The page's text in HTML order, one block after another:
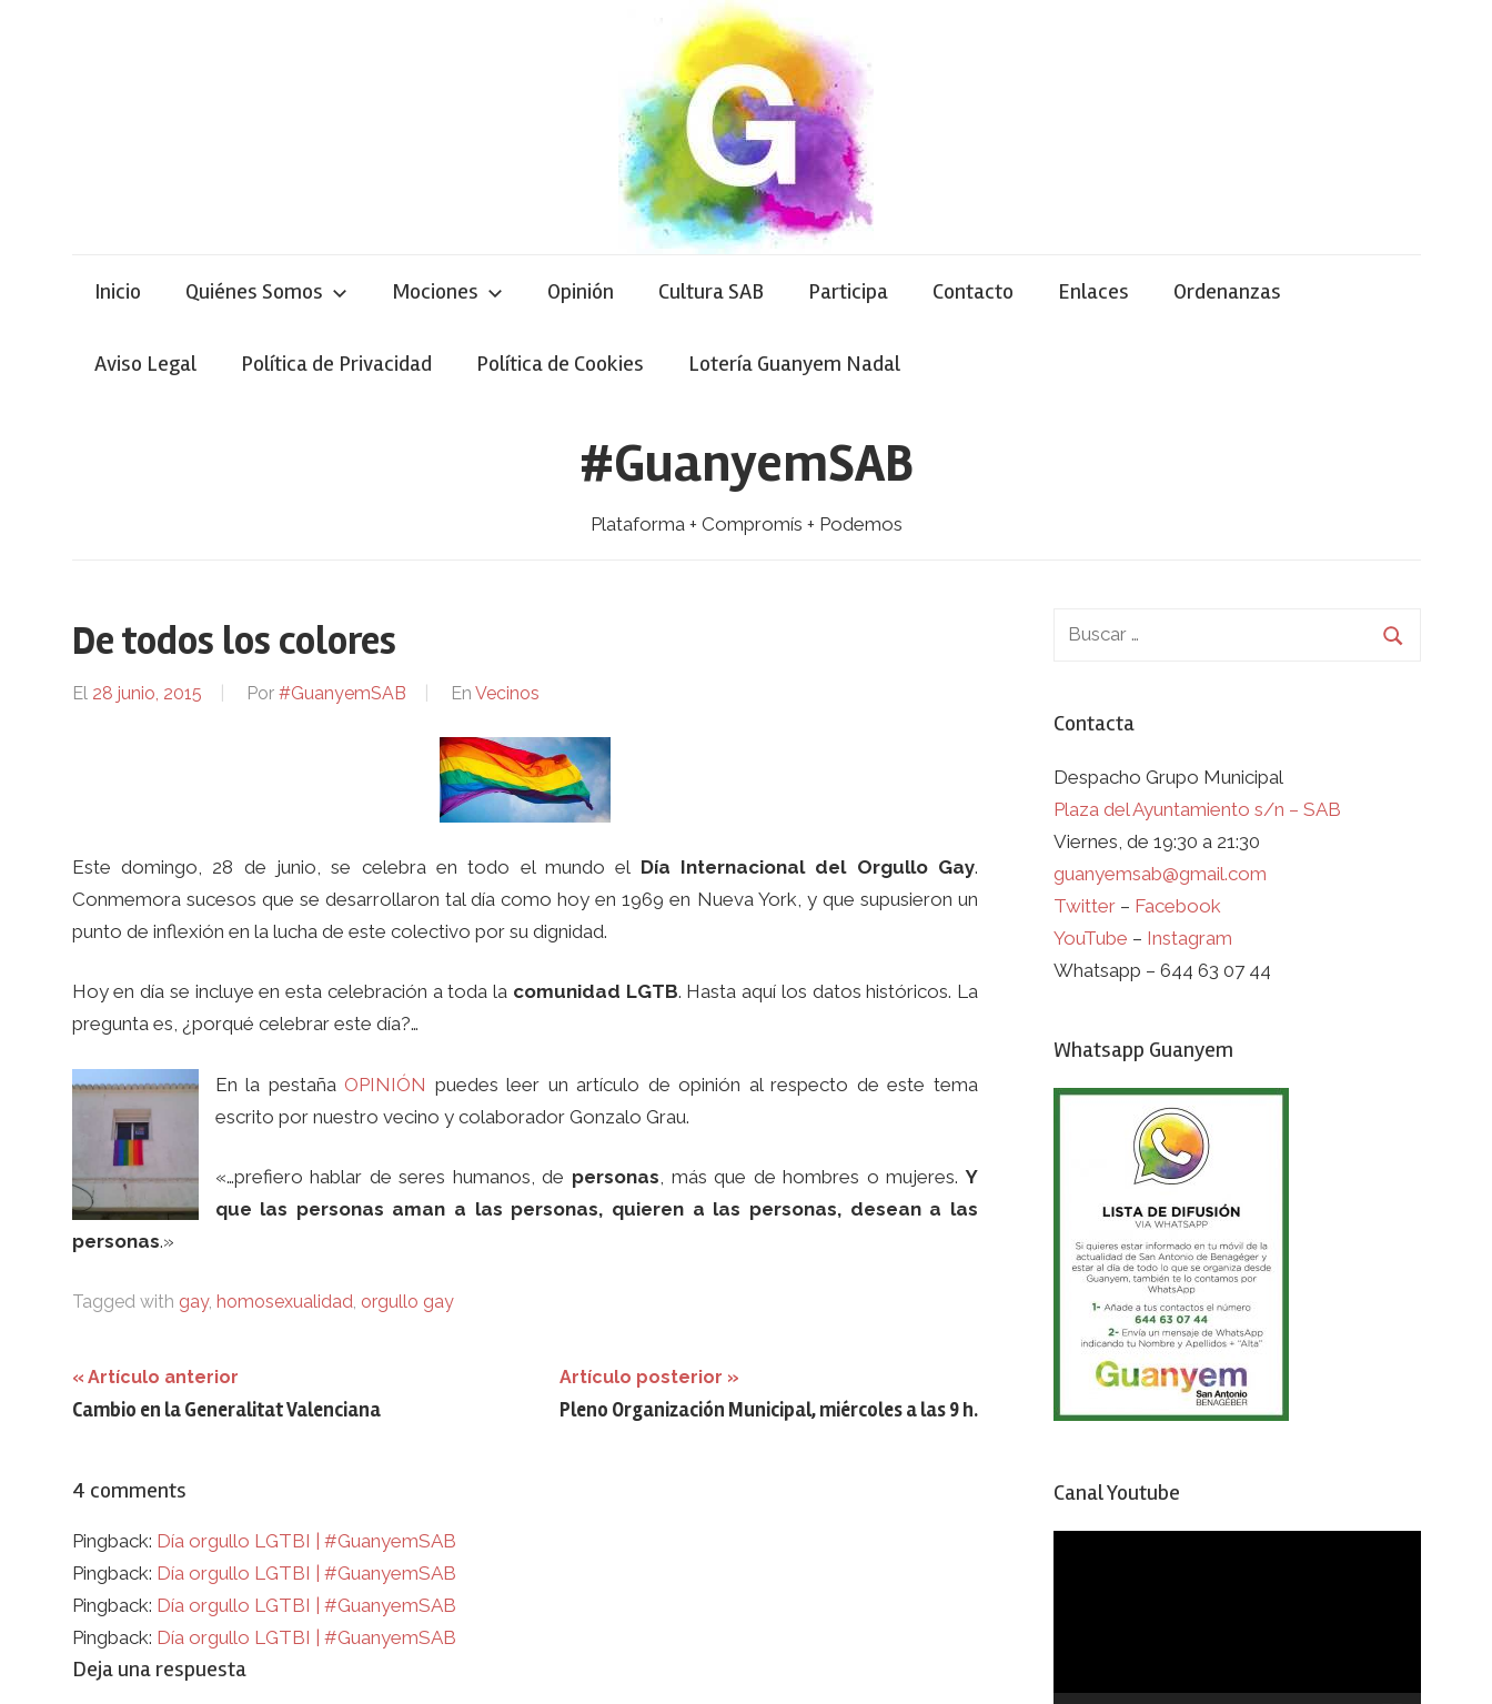
Inicio Quiénes Somos Mociones Opinión Cultura SAB Participa Contacto Enlaces Ordenanzas
Aviso Legal Política de Privacidad Política de Cookies Lotería Guanyem Nadal
#GuanyemSAB
Plataforma + Compromís + Podemos
De todos los colores
El 28 junio, 2015 Por #GuanyemSAB En Vecinos
Este domingo, 28 de junio, se celebra en todo el mundo el Día Internacional del Orgullo Gay.
Conmemora sucesos que se desarrollaron tal día como hoy en 1969 en Nueva York, y que supusieron un
punto de inflexión en la lucha de este colectivo por su dignidad.
Hoy en día se incluye en esta celebración a toda la comunidad LGTB. Hasta aquí los datos históricos. La
pregunta es, ¿porqué celebrar este día?…
En la pestaña OPINIÓN puedes leer un artículo de opinión al respecto de este tema
escrito por nuestro vecino y colaborador Gonzalo Grau.
«…prefiero hablar de seres humanos, de personas, más que de hombres o mujeres.Y
que las personas aman a las personas, quieren a las personas, desean a las
personas.»
Tagged with gay, homosexualidad, orgullo gay
Navegación
de
Artículo anterior
Cambio en la Generalitat Valenciana
Artículo posterior
Pleno Organización Municipal, miércoles a las 9 h.
4 comments
Pingback: Día orgullo LGTBI | #GuanyemSAB
Pingback: Día orgullo LGTBI | #GuanyemSAB
Pingback: Día orgullo LGTBI | #GuanyemSAB
Pingback: Día orgullo LGTBI | #GuanyemSAB
Deja una respuesta
Contacta
Despacho Grupo Municipal
Plaza del Ayuntamiento s/n – SAB
Viernes, de 19:30 a 21:30
guanyemsab@gmail.com
Twitter – Facebook
YouTube – Instagram
Whatsapp – 644 63 07 44
Whatsapp Guanyem
Canal Youtube